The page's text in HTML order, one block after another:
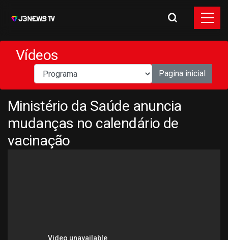
Vídeos
Pagina inicial
Ministério da Saúde anuncia
mudanças no calendário de
vacinação